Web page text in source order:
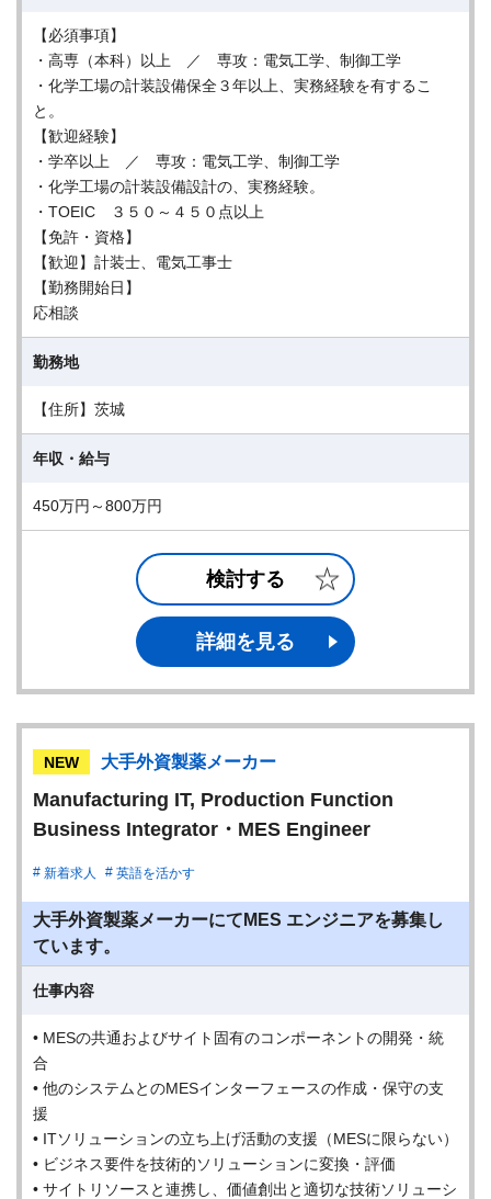
【必須事項】
・高専（本科）以上 ／ 専攻：電気工学、制御工学
・化学工場の計装設備保全３年以上、実務経験を有するこ
と。
【歓迎経験】
・学卒以上 ／ 専攻：電気工学、制御工学
・化学工場の計装設備設計の、実務経験。
・TOEIC ３５０～４５０点以上
【免許・資格】
【歓迎】計装士、電気工事士
【勤務開始日】
応相談
勤務地
【住所】茨城
年収・給与
450万円～800万円
検討する
詳細を見る
NEW 大手外資製薬メーカー
Manufacturing IT, Production Function
Business Integrator・MES Engineer
新着求人 英語を活かす
大手外資製薬メーカーにてMES エンジニアを募集し
ています。
仕事内容
• MESの共通およびサイト固有のコンポーネントの開発・統
合
• 他のシステムとのMESインターフェースの作成・保守の支
援
• ITソリューションの立ち上げ活動の支援（MESに限らない）
• ビジネス要件を技術的ソリューションに変換・評価
• サイトリソースと連携し、価値創出と適切な技術ソリューシ